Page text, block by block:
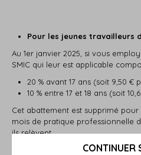
Pour les jeunes travailleurs
Au 1er janvier 2025, si vous
SMIC qui leur est applicable
20 % avant 17 ans (soit 9,50 €
10 % entre 17 et 18 ans (soit
Cet abattement est supprimé
mois de pratique professionnelle
ils relèvent.
Pour les apprentis dont le
CONTINUER